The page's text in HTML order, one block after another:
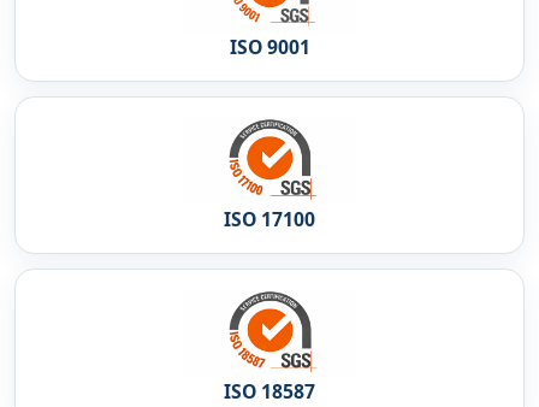
ISO 9001
ISO 17100
ISO 18587